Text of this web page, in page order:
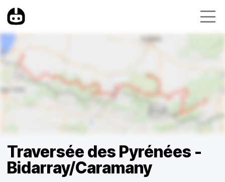
Traversée des Pyrénées -
Bidarray/Caramany